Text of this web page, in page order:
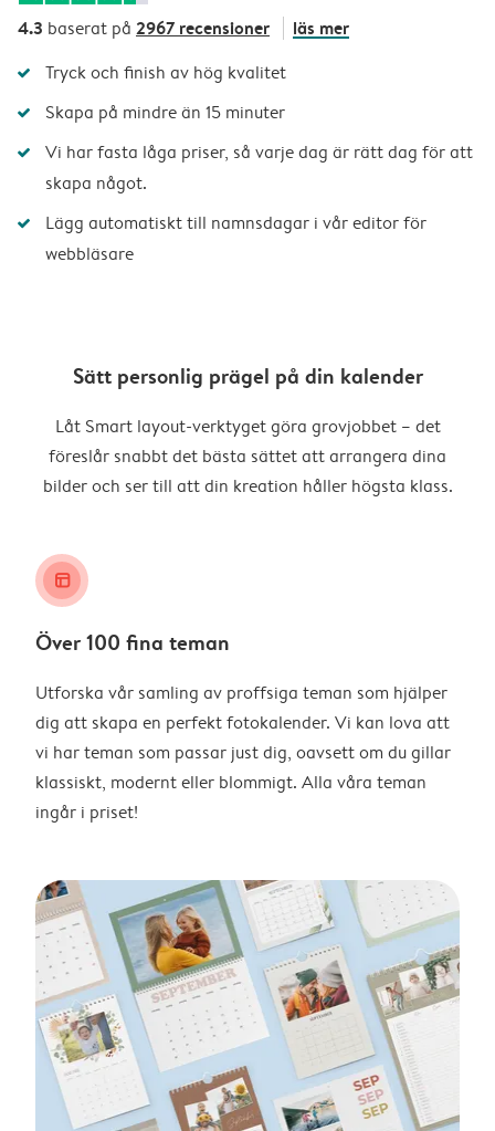
4.3 baserat på 2967 recensioner läs mer
Tryck och finish av hög kvalitet
Skapa på mindre än 15 minuter
Vi har fasta låga priser, så varje dag är rätt dag för att
skapa något.
Lägg automatiskt till namnsdagar i vår editor för
webbläsare
Sätt personlig prägel på din kalender
Låt Smart layout-verktyget göra grovjobbet – det
föreslår snabbt det bästa sättet att arrangera dina
bilder och ser till att din kreation håller högsta klass.
layout_alt
Över 100 fina teman
Utforska vår samling av proffsiga teman som hjälper
dig att skapa en perfekt fotokalender. Vi kan lova att
vi har teman som passar just dig, oavsett om du gillar
klassiskt, modernt eller blommigt. Alla våra teman
ingår i priset!